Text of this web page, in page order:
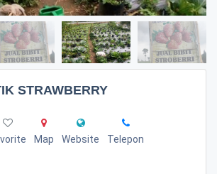
STRAWBERRY
Map Website Telepon